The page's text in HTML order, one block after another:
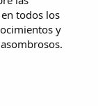
todos los
y